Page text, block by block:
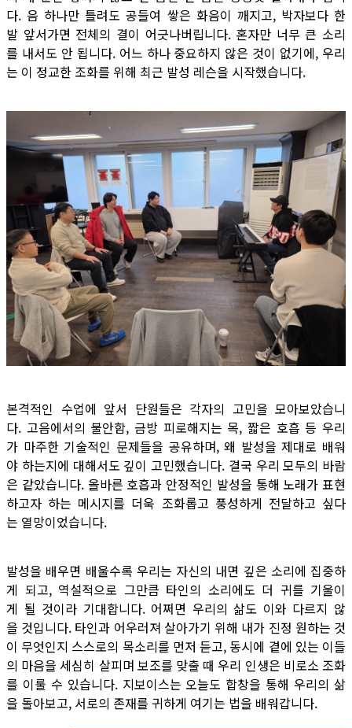
다. 음 하나만 틀려도 공들여 쌓은 화음이 깨지고, 박자보다 한
발 앞서가면 전체의 결이 어긋나버립니다. 혼자만 너무 큰 소리
를 내서도 안 됩니다. 어느 하나 중요하지 않은 것이 없기에, 우리
는 이 정교한 조화를 위해 최근 발성 레슨을 시작했습니다.
본격적인 수업에 앞서 단원들은 각자의 고민을 모아보았습니
다. 고음에서의 불안함, 금방 피로해지는 목, 짧은 호흡 등 우리
가 마주한 기술적인 문제들을 공유하며, 왜 발성을 제대로 배워
야 하는지에 대해서도 깊이 고민했습니다. 결국 우리 모두의 바람
은 같았습니다. 올바른 호흡과 안정적인 발성을 통해 노래가 표현
하고자 하는 메시지를 더욱 조화롭고 풍성하게 전달하고 싶다
는 열망이었습니다.
발성을 배우면 배울수록 우리는 자신의 내면 깊은 소리에 집중하
게 되고, 역설적으로 그만큼 타인의 소리에도 더 귀를 기울이
게 될 것이라 기대합니다. 어쩌면 우리의 삶도 이와 다르지 않
을 것입니다. 타인과 어우러져 살아가기 위해 내가 진정 원하는 것
이 무엇인지 스스로의 목소리를 먼저 듣고, 동시에 곁에 있는 이들
의 마음을 세심히 살피며 보조를 맞출 때 우리 인생은 비로소 조화
를 이룰 수 있습니다. 지보이스는 오늘도 합창을 통해 우리의 삶
을 돌아보고, 서로의 존재를 귀하게 여기는 법을 배워갑니다.